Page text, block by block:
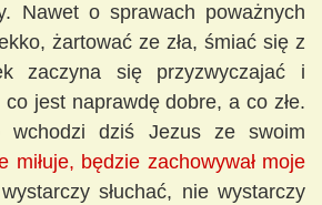
Nawet o sprawach poważnych
żartować ze zła, śmiać się z
zaczyna się przyzwyczajać i
jest naprawdę dobre, a co złe.
dziś Jezus ze swoim
miłuje, będzie zachowywał moje
słuchać, nie wystarczy